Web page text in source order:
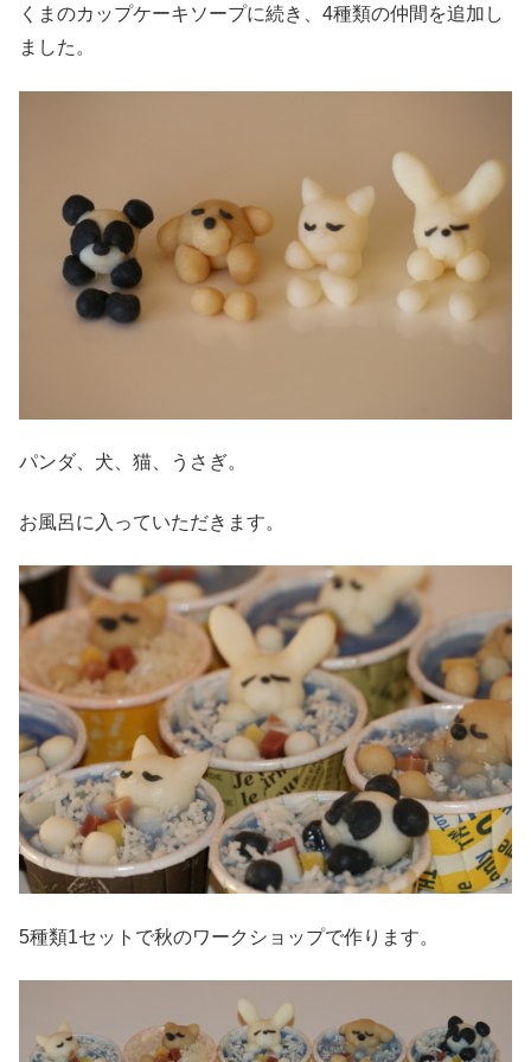
くまのカップケーキソープに続き、4種類の仲間を追加し
ました。
パンダ、犬、猫、うさぎ。
お風呂に入っていただきます。
5種類1セットで秋のワークショップで作ります。